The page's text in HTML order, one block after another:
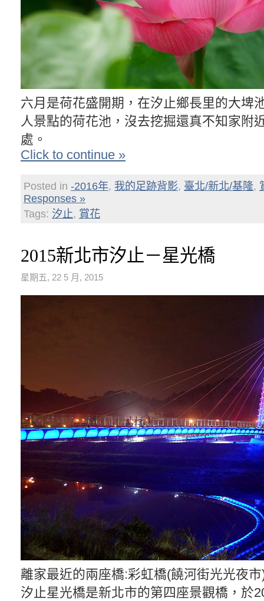
六月是荷花盛開期，在汐止鄉長里的大埤
人景點的荷花池，沒去挖掘還真不知家附
處。
Click to continue »
Posted in -2016年, 我的足跡背影, 臺北/新北/基隆,
Responses »
Tags: 汐止, 賞花
2015新北市汐止－星光橋
星期五, 22 5 月, 2015
離家最近的兩座橋:彩虹橋(饒河街光光夜
汐止星光橋是新北市的第四座景觀橋，於